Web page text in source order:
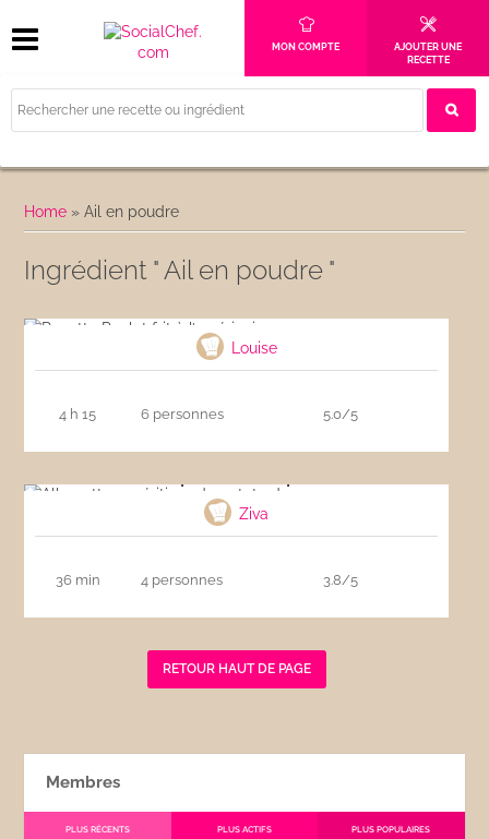
MON COMPTE
AJOUTER UNE
RECETTE
Home »Ail en poudre
Ingrédient " Ail en poudre "
Louise
4 h 15 6 personnes 5.0/5
Ziva
36 min 4 personnes 3.8/5
RETOUR HAUT DE PAGE
Membres
PLUS RÉCENTS PLUS ACTIFS PLUS POPULAIRES